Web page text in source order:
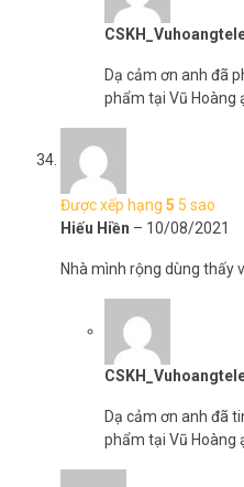
Dạ cảm ơn anh đã
phẩm tại Vũ Hoàng
Được xếp hạng 5 5 sao
Hiếu Hiền – 10/08/2021
Nhà mình rộng dùng thấy
Dạ cảm ơn anh đã
phẩm tại Vũ Hoàng